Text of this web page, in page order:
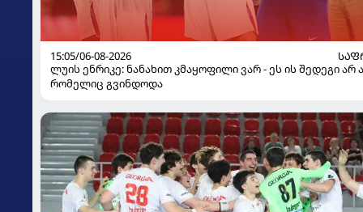
15:05/06-08-2026
ლუის ენრიკე: ნანახით კმაყოფილი ვარ - ეს ის შედეგი არ
რომელიც გვინდოდა